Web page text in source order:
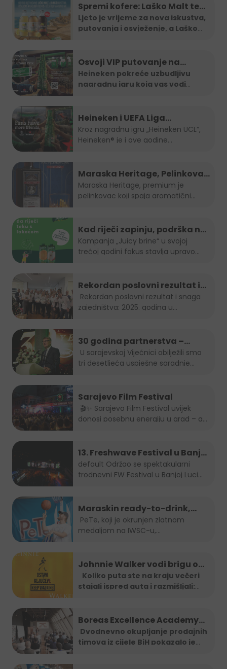
Spremi kofere: Laško Malt te
vodi na Maltu
Ljeto je vrijeme za nova iskustva,
putovanja i osvježenje, a Laško...
Osvoji VIP putovanje na
Formula 1 utrku uz Heineken
nagradnu igru
Heineken pokreće uzbudljivu
nagradnu igru koja vas vodi
Heineken i UEFA Liga
šampiona nagradili ljubitelje
nogometa u BiH
Kroz nagradnu igru „Heineken UCL“,
Heineken® je i ove godine...
Maraska Heritage, Pelinkovac
nad Pelinkovcima
Maraska Heritage, premium je
pelinkovac koji spaja aromatični
Kad riječi zapinju, podrška ne
smije: "Juicy brine" otvara
temu disleksije
Kampanja „Juicy brine“ u svojoj
trećoj godini fokus stavlja upravo...
Rekordan poslovni rezultat i
snaga zajedništva: 2025.
godina u Boreasu
zajedništva: 2025. godina u...
30 godina partnerstva –
Stanić Grupa & HEINEKEN u BiH
tri desetljeća uspješne saradnje...
Sarajevo Film Festival
donosi posebnu energiju u grad – a
13. Freshwave Festival u Banjoj
Luci
default
trodnevni FW Festival u Banjoj Luci
Maraskin ready-to-drink,
dobro prepoznatljivi PeTe je
na Sarajevo Street Food
medaljom na IWSC-u,
Johnnie Walker vodi brigu o
tebi: Jeftiniji povratak kući
taxi vozilima širom BiH
Koliko puta ste na kraju večeri
stajali ispred auta i razmišljali:
Boreas Excellence Academy
2025
Dvodnevno okupljanje prodajnih
timova iz cijele BiH pokazalo je...